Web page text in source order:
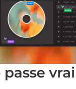
passe